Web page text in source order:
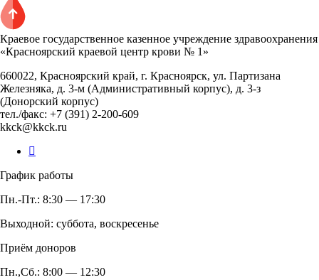
Краевое государственное казенное учреждение здравоохранения
«Красноярский краевой центр крови № 1»
660022, Красноярский край, г. Красноярск, ул. Партизана
Железняка, д. 3-м (Административный корпус), д. 3-з
(Донорский корпус)
тел./факс: +7 (391) 2-200-609
kkck@kkck.ru
График работы
Пн.-Пт.: 8:30 — 17:30
Выходной: суббота, воскресенье
Приём доноров
Пн.,Сб.: 8:00 — 12:30